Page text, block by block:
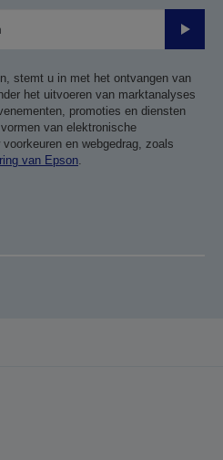
stemt u in met het ontvangen van
het uitvoeren van marktanalyses
promoties en diensten
van elektronische
en webgedrag, zoals
van Epson.